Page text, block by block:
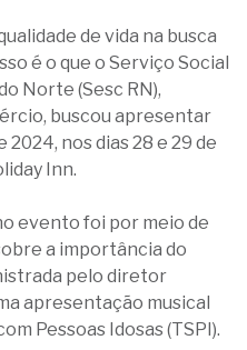
de vida na busca
é o que o Serviço Social
Norte (Sesc RN),
buscou apresentar
nos dias 28 e 29 de
Inn.
evento foi por meio de
a importância do
pelo diretor
apresentação musical
Pessoas Idosas (TSPI).